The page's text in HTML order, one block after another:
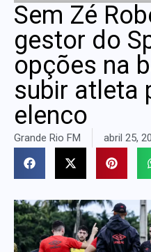
Sem Zé
gestor do
opções na
subir atleta
elenco
Grande Rio FM abril 25,